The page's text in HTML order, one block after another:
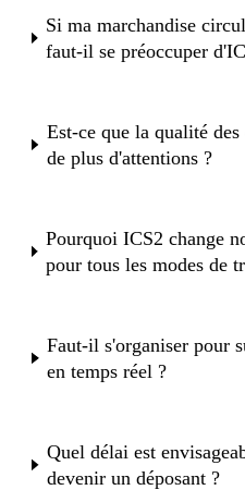
Si ma marchandise
faut-il se préoccuper
Est-ce que la qualité
de plus d'attentions ?
Pourquoi ICS2 change
pour tous les modes de
Faut-il s'organiser pour
en temps réel ?
Quel délai est
devenir un déposant ?